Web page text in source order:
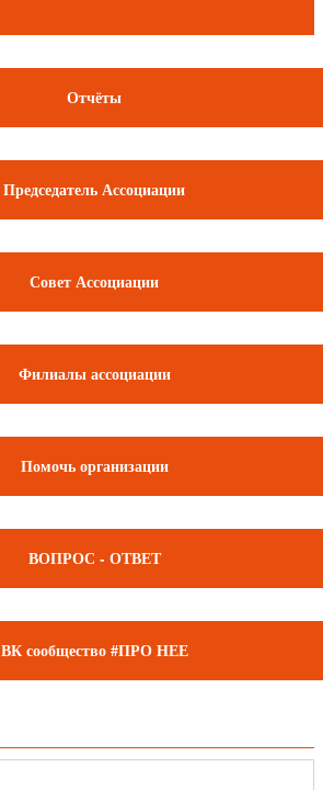
Отчёты
Председатель Ассоциации
Совет Ассоциации
Филиалы ассоциации
Помочь организации
ВОПРОС - ОТВЕТ
ВК сообщество #ПРО НЕЕ